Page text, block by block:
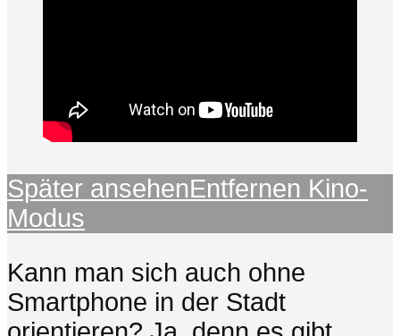
Später ansehenEntfernen Kino-
Modus
Kann man sich auch ohne
Smartphone in der Stadt